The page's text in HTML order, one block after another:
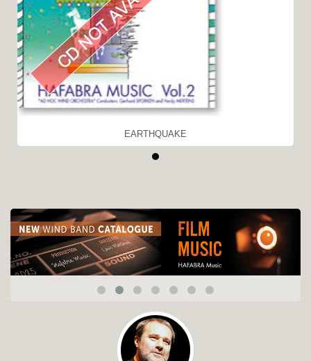
EARTHQUAKE